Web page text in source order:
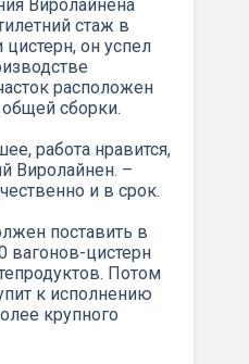
Виролайнена
стаж в
он успел
расположен
общей сборки.
работа нравится,
Виролайнен. –
и в срок.
поставить в
вагонов-цистерн
Потом
к исполнению
крупного